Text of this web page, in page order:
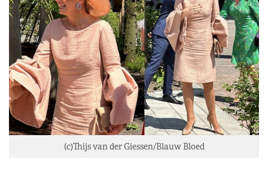
(c)Thijs van der Giessen/Blauw Bloed